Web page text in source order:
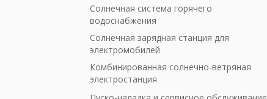
Солнечная система горячего
водоснабжения
Солнечная зарядная станция для
электромобилей
Комбинированная солнечно-ветряная
электростанция